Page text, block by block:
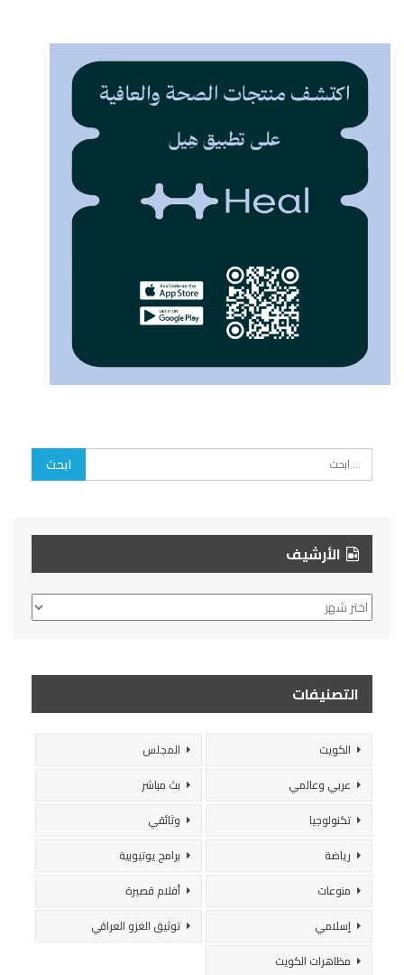
الأرشيف
الأرشيف
التصنيفات
الكويت
المجلس
عربي وعالمي
بث مباشر
تكنولوجيا
وثائقي
رياضة
برامج يوتيوبية
منوعات
أفلام قصيرة
إسلامي
توثيق الغزو العراقي
مظاهرات الكويت